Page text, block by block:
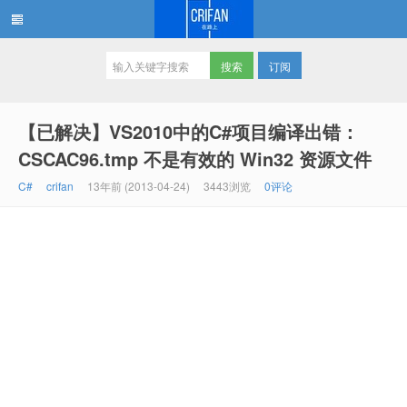
订阅
【已解决】VS2010中的C#项目编译出错：
CSCAC96.tmp 不是有效的 Win32 资源文件
C# crifan 13年前 (2013-04-24) 3443浏览 0评论